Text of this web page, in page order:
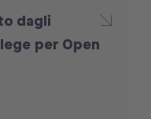
dagli
per Open